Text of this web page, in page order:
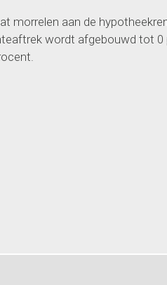
morrelen aan de
wordt afgebouwd tot 0